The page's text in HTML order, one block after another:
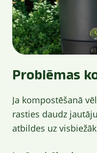
Problēmas
Ja kompostēšanā
rasties daudz
atbildes uz